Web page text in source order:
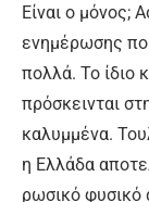
Είναι ο μόνος;
ενημέρωσης
πολλά. Το ίδιο
πρόσκεινται
καλυμμένα.
η Ελλάδα
ρωσικό φυσικό